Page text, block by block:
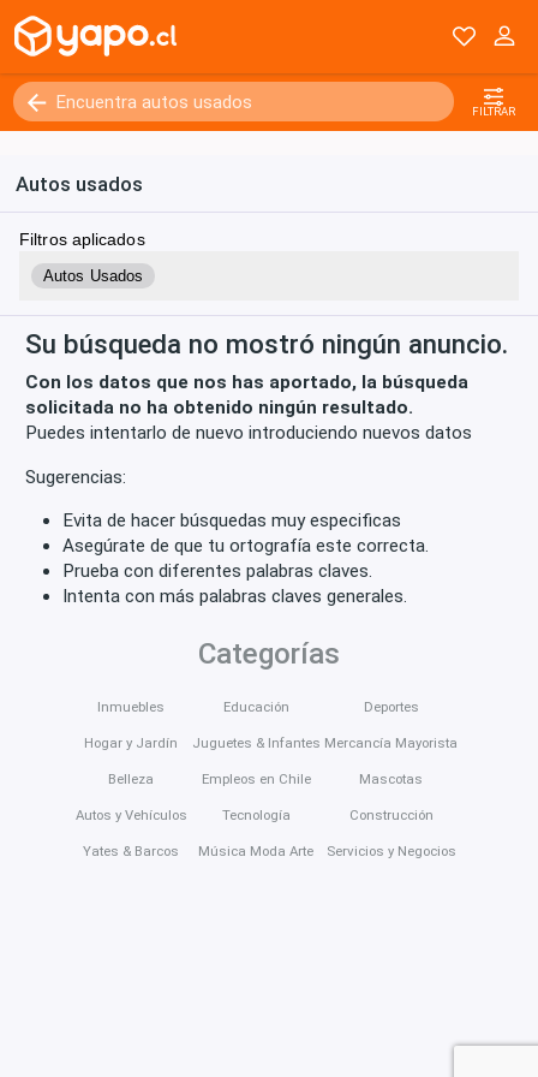
FILTRAR
Autos usados
Filtros aplicados
Autos Usados
Su búsqueda no mostró ningún anuncio.
Con los datos que nos has aportado, la búsqueda
solicitada no ha obtenido ningún resultado.
Puedes intentarlo de nuevo introduciendo nuevos datos
Sugerencias:
Evita de hacer búsquedas muy especificas
Asegúrate de que tu ortografía este correcta.
Prueba con diferentes palabras claves.
Intenta con más palabras claves generales.
Categorías
Inmuebles
Hogar y Jardín
Belleza
Autos y Vehículos
Yates & Barcos
Educación
Juguetes & Infantes
Empleos en Chile
Tecnología
Música Moda Arte
Deportes
Mercancía Mayorista
Mascotas
Construcción
Servicios y Negocios
Kilómetros